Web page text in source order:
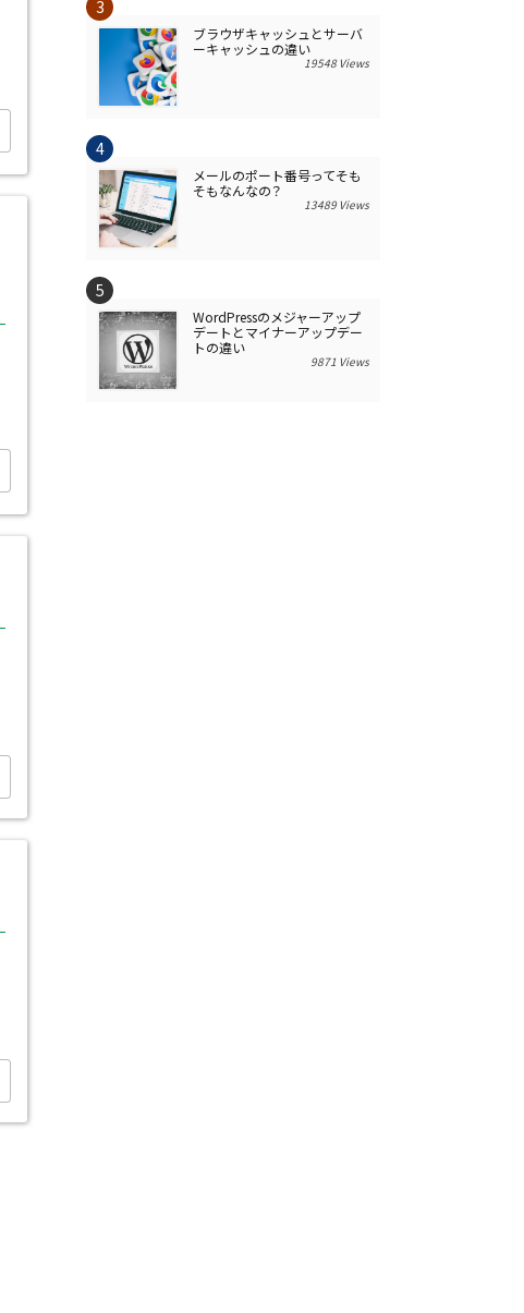
ブラウザキャッシュとサーバ
ーキャッシュの違い
19548 Views
メールのポート番号ってそも
そもなんなの？
13489 Views
WordPressのメジャーアップ
デートとマイナーアップデー
トの違い
9871 Views